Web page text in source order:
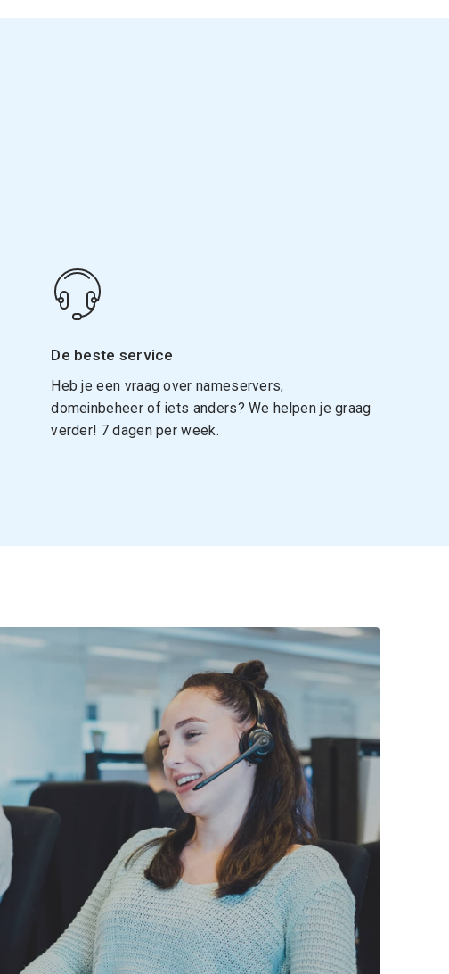
De beste service
Heb je een vraag over nameservers,
domeinbeheer of iets anders? We helpen je graag
verder! 7 dagen per week.